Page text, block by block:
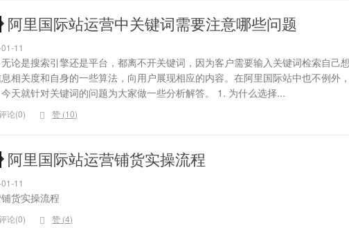
阿里国际站运营中关键词需要注意哪些问题
11
论是搜索引擎还是平台，都离不开关键词，因为客户需要输入关键词检索自己
相关度和自身的一些算法，向用户展现相应的内容。在阿里国际站中也不例外
天就针对关键词的问题为大家做一些分析解答。 1. 为什么选择...
论(0) 赞 (10)
阿里国际站运营铺货实操流程
11
货实操流程
论(0) 赞 (4)